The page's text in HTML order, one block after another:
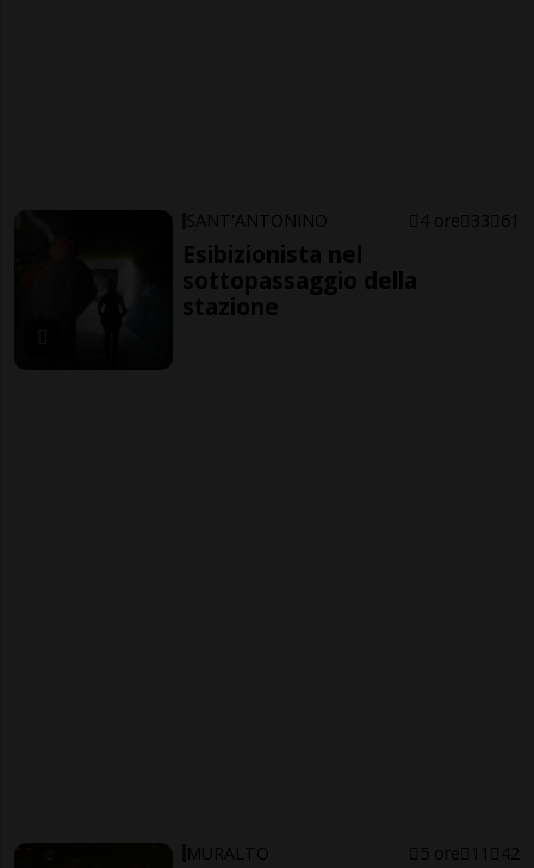
SANT'ANTONINO 4 ore 33 61
Esibizionista nel
sottopassaggio della
stazione
MURALTO 5 ore 11 42